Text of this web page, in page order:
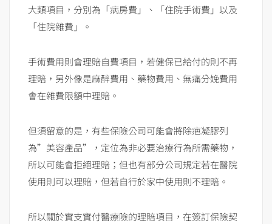
大類項目，分別為「病房費」、「住院手術費」以及
「住院雜費」。
手術費用則會理賠自費項目，若健保已給付的則不再
理賠，另外像是麻醉費用、藥物費用、無痛分娩費用
會在雜費限額中理賠。
但須留意的是，有些保險公司可能會將除疤凝膠列
為”美容產品”，定位為非必要治療行為所需藥物，
所以可能會拒絕理賠；但也有部分公司規定若在醫院
使用則可以理賠，但若自行於家中使用則不理賠。
所以關於實支實付醫療險的理賠項目，在簽訂保險契